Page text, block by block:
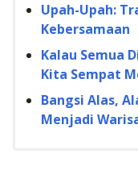
Upah-Upah:
Kebersamaan
Kalau Semua
Kita Sempat
Bangsi Alas,
Menjadi